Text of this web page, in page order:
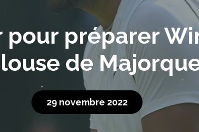
pour préparer
de
29 novembre 2022